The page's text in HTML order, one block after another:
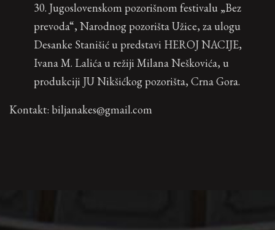
30. Jugoslovenskom pozorišnom festivalu „Bez
prevoda“, Narodnog pozorišta Užice, za ulogu
Desanke Stanišić u predstavi HEROJ NACIJE,
Ivana M. Lalića u režiji Milana Neškovića, u
produkciji JU Nikšićkog pozorišta, Crna Gora.
Kontakt: biljanakes@gmail.com